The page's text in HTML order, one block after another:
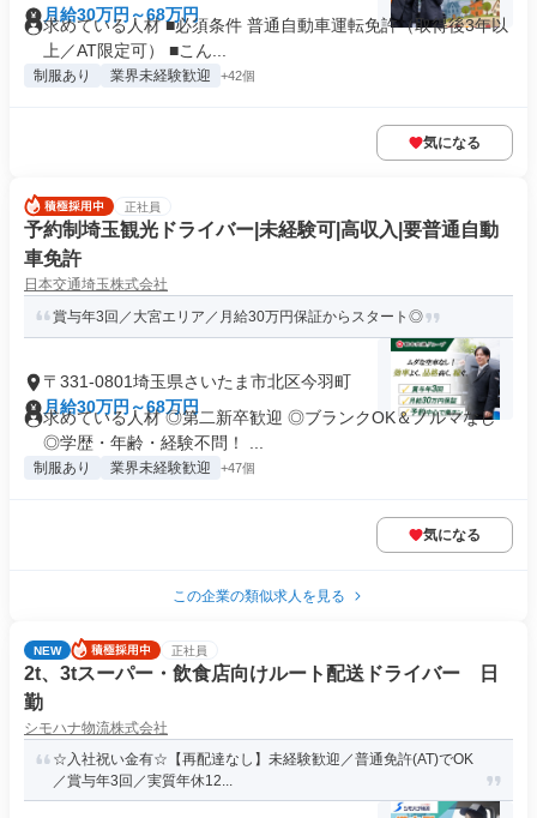
月給30万円～68万円
求めている人材 ■必須条件 普通自動車運転免許（取得後3年以
上／AT限定可） ■こん...
制服あり 業界未経験歓迎 +42個
気になる
正社員
予約制埼玉観光ドライバー|未経験可|高収入|要普通自動
車免許
日本交通埼玉株式会社
賞与年3回／大宮エリア／月給30万円保証からスタート◎
〒331-0801埼玉県さいたま市北区今羽町
月給30万円～68万円
求めている人材 ◎第二新卒歓迎 ◎ブランクOK＆ノルマなし
◎学歴・年齢・経験不問！ ...
制服あり 業界未経験歓迎 +47個
気になる
この企業の類似求人を見る
NEW 正社員
2t、3tスーパー・飲食店向けルート配送ドライバー 日
勤
シモハナ物流株式会社
☆入社祝い金有☆【再配達なし】未経験歓迎／普通免許(AT)でOK
／賞与年3回／実質年休12...